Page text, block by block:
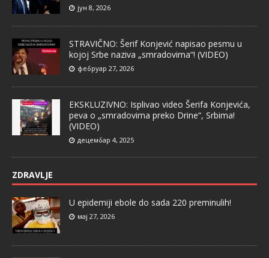
јун 8, 2026
STRAVIČNO: Šerif Konjević napisao pesmu u
kojoj Srbe naziva „smradovima“! (VIDEO)
фебруар 27, 2026
EKSKLUZIVNO: Isplivao video Šerifa Konjevića,
peva o „smradovima preko Drine“, Srbima!
(VIDEO)
децембар 4, 2025
ZDRAVLJE
U epidemiji ebole do sada 220 preminulih!
мај 27, 2026